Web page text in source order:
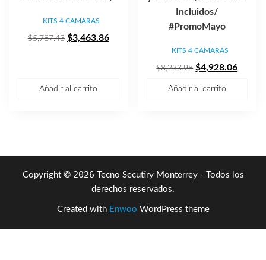
KITS 4 CAMARAS
$5,787.43 El
$3,463.86El
Añadir al carrito
Incluidos/
#PromoMayo
KITS 4 CAMARAS
$8,233.98 El
$4,928.06El
Añadir al carrito
Copyright © 2026 Tecno Secutiry Monterrey - Todos los
derechos reservados.
Created with Enwoo WordPress theme